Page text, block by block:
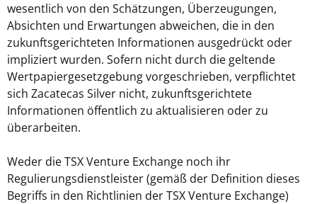
wesentlich von den Schätzungen, Überzeugungen,
Absichten und Erwartungen abweichen, die in den
zukunftsgerichteten Informationen ausgedrückt oder
impliziert wurden. Sofern nicht durch die geltende
Wertpapiergesetzgebung vorgeschrieben, verpflichtet
sich Zacatecas Silver nicht, zukunftsgerichtete
Informationen öffentlich zu aktualisieren oder zu
überarbeiten.
Weder die TSX Venture Exchange noch ihr
Regulierungsdienstleister (gemäß der Definition dieses
Begriffs in den Richtlinien der TSX Venture Exchange)